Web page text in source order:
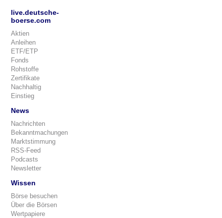
live.deutsche-
boerse.com
Aktien
Anleihen
ETF/ETP
Fonds
Rohstoffe
Zertifikate
Nachhaltig
Einstieg
News
Nachrichten
Bekanntmachungen
Marktstimmung
RSS-Feed
Podcasts
Newsletter
Wissen
Börse besuchen
Über die Börsen
Wertpapiere